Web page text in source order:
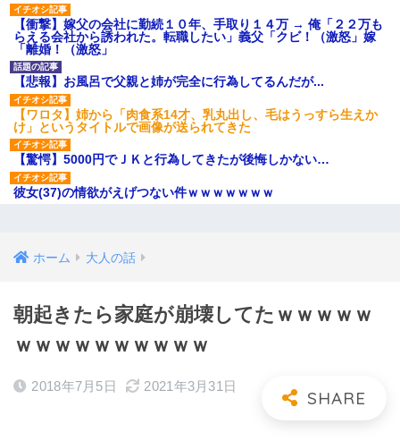
【衝撃】嫁父の会社に勤続１０年、手取り１４万 → 俺「２２万も
らえる会社から誘われた。転職したい」義父「クビ！（激怒」嫁
「離婚！（激怒」
【悲報】お風呂で父親と姉が完全に行為してるんだが...
【ワロタ】姉から「肉食系14才、乳丸出し、毛はうっすら生えか
け」というタイトルで画像が送られてきた
【驚愕】5000円でＪＫと行為してきたが後悔しかない…
彼女(37)の情欲がえげつない件ｗｗｗｗｗｗｗ
ホーム 大人の話
朝起きたら家庭が崩壊してたｗｗｗｗｗ
ｗｗｗｗｗｗｗｗｗｗ
2018年7月5日 2021年3月31日